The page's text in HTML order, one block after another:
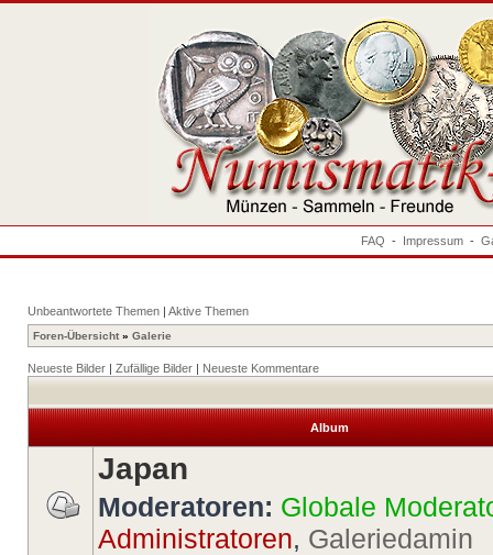
FAQ - Impressum -
Unbeantwortete Themen | Aktive Themen
Foren-Übersicht » Galerie
Neueste Bilder | Zufällige Bilder | Neueste Kommentare
Album
Japan
Moderatoren: Globale
Administratoren, Galeriedamin